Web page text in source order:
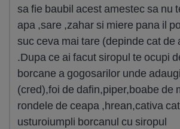
sa fie baubil acest amestec sa nu
apa ,sare ,zahar si miere pana il
suc ceva mai tare (depinde cat de
.Dupa ce ai facut siropul te ocupi
borcane a gogosarilor unde
(cred),foi de dafin,piper,boabe de
rondele de ceapa ,hrean,cativa
usturoiumpli borcanul cu siropul